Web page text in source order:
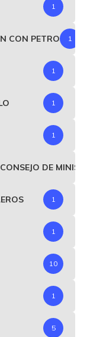
1
CON PETRO 1
1
1
1
DE
1
1
10
1
5